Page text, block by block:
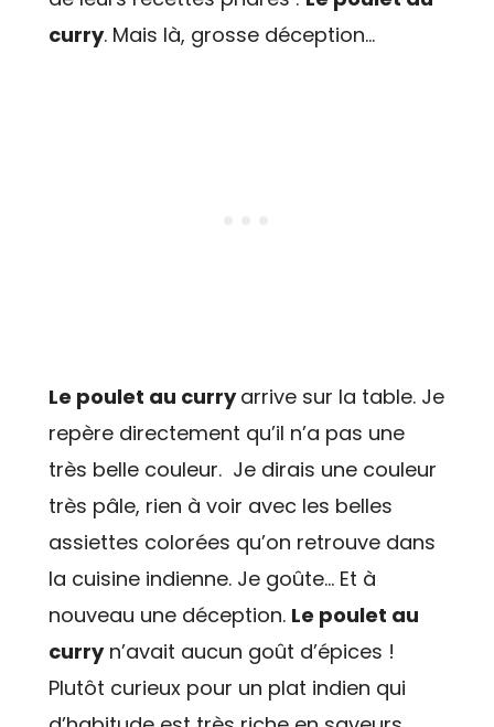
curry. Mais là, grosse déception…
Le poulet au curryarrive sur la table. Je
repère directement qu’il n’a pas une
très belle couleur. Je dirais une couleur
très pâle, rien à voir avec les belles
assiettes colorées qu’on retrouve dans
la cuisine indienne. Je goûte… Et à
nouveau une déception. Le poulet au
curryn’avait aucun goût d’épices !
Plutôt curieux pour un plat indien qui